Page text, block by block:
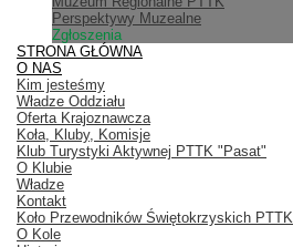
Perspektywy Muzealne
Zgłoszenia
STRONA GŁÓWNA
O NAS
Kim jesteśmy
Władze Oddziału
Oferta Krajoznawcza
Koła, Kluby, Komisje
Klub Turystyki Aktywnej PTTK "Pasat"
O Klubie
Władze
Kontakt
Koło Przewodników Świętokrzyskich PTTK
O Kole